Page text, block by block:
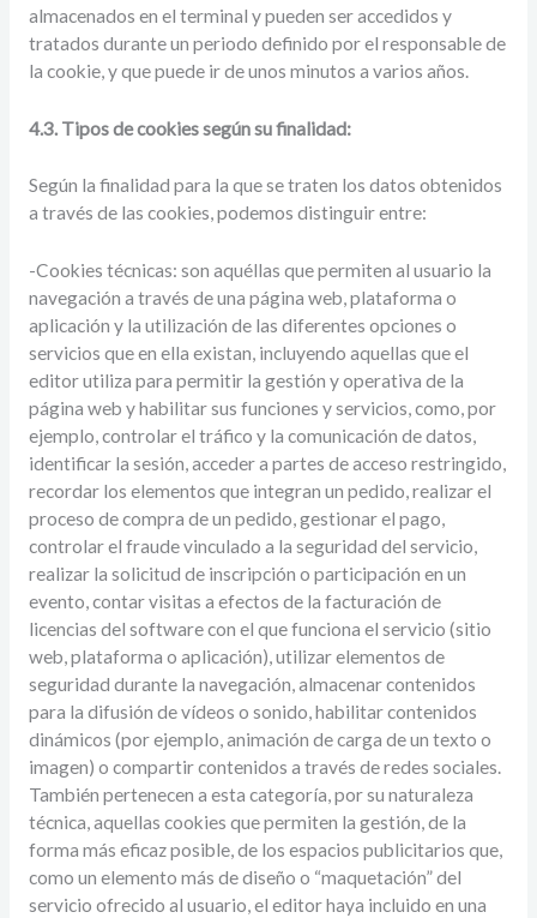
almacenados en el terminal y pueden ser accedidos y
tratados durante un periodo definido por el responsable de
la cookie, y que puede ir de unos minutos a varios años.
4.3. Tipos de cookies según su finalidad:
Según la finalidad para la que se traten los datos obtenidos
a través de las cookies, podemos distinguir entre:
-Cookies técnicas: son aquéllas que permiten al usuario la
navegación a través de una página web, plataforma o
aplicación y la utilización de las diferentes opciones o
servicios que en ella existan, incluyendo aquellas que el
editor utiliza para permitir la gestión y operativa de la
página web y habilitar sus funciones y servicios, como, por
ejemplo, controlar el tráfico y la comunicación de datos,
identificar la sesión, acceder a partes de acceso restringido,
recordar los elementos que integran un pedido, realizar el
proceso de compra de un pedido, gestionar el pago,
controlar el fraude vinculado a la seguridad del servicio,
realizar la solicitud de inscripción o participación en un
evento, contar visitas a efectos de la facturación de
licencias del software con el que funciona el servicio (sitio
web, plataforma o aplicación), utilizar elementos de
seguridad durante la navegación, almacenar contenidos
para la difusión de vídeos o sonido, habilitar contenidos
dinámicos (por ejemplo, animación de carga de un texto o
imagen) o compartir contenidos a través de redes sociales.
También pertenecen a esta categoría, por su naturaleza
técnica, aquellas cookies que permiten la gestión, de la
forma más eficaz posible, de los espacios publicitarios que,
como un elemento más de diseño o “maquetación” del
servicio ofrecido al usuario, el editor haya incluido en una